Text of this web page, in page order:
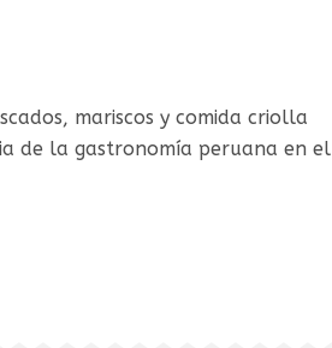
mariscos y comida criolla
de la gastronomía peruana en el